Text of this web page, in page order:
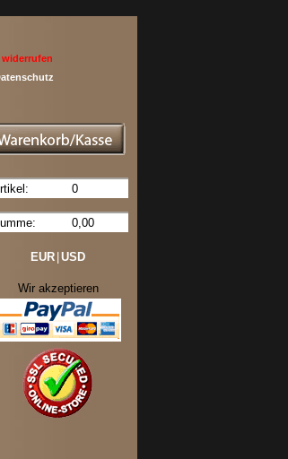
0
0,00
EUR USD
Wir akzeptieren